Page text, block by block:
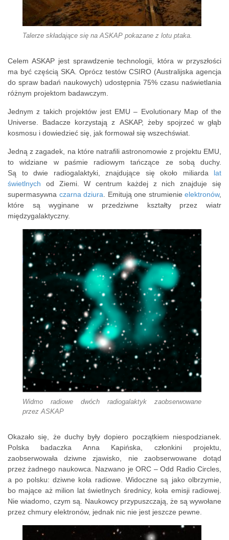
Talerze składające się na ASKAP pokazane z lotu ptaka.
Celem ASKAP jest sprawdzenie technologii, która w przyszłości
ma być częścią SKA. Oprócz testów CSIRO (Australijska agencja
do spraw badań naukowych) udostępnia 75% czasu naświetlania
różnym projektom badawczym.
Jednym z takich projektów jest EMU – Evolutionary Map of the
Universe. Badacze korzystają z ASKAP, żeby spojrzeć w głąb
kosmosu i dowiedzieć się, jak formował się wszechświat.
Jedną z zagadek, na które natrafili astronomowie z projektu EMU,
to widziane w paśmie radiowym tańczące ze sobą duchy.
Są to dwie radiogalaktyki, znajdujące się około miliarda lat
świetlnych od Ziemi. W centrum każdej z nich znajduje się
supermasywna czarna dziura . Emitują one strumienie elektronów,
które są wyginane w przedziwne kształty przez wiatr
międzygalaktyczny.
Widmo radiowe dwóch radiogalaktyk zaobserwowane
przez ASKAP
Okazało się, że duchy były dopiero początkiem niespodzianek.
Polska badaczka Anna Kapińska, członkini projektu,
zaobserwowała dziwne zjawisko, nie zaobserwowane dotąd
przez żadnego naukowca. Nazwano je ORC – Odd Radio Circles,
a po polsku: dziwne koła radiowe. Widoczne są jako olbrzymie,
bo mające aż milion lat świetlnych średnicy, koła emisji radiowej.
Nie wiadomo, czym są. Naukowcy przypuszczają, że są wywołane
przez chmury elektronów, jednak nic nie jest jeszcze pewne.